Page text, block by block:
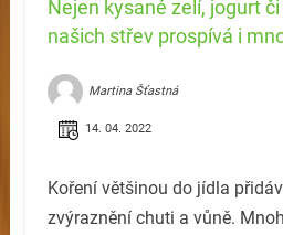
Nejen kysané zelí, jogurt
našich střev prospívá i
Martina Šťastná
14. 04. 2022
Koření většinou do jídla
zvýraznění chuti a vůně.